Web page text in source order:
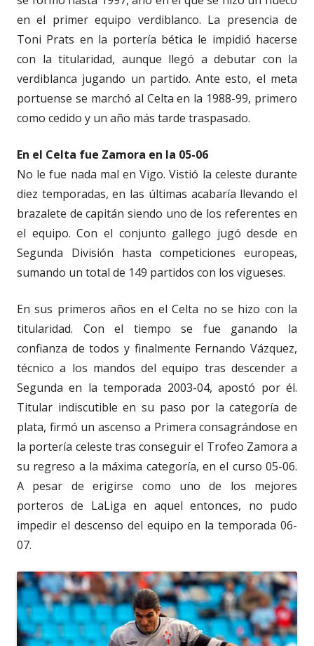
en el primer equipo verdiblanco. La presencia de
Toni Prats en la portería bética le impidió hacerse
con la titularidad, aunque llegó a debutar con la
verdiblanca jugando un partido. Ante esto, el meta
portuense se marchó al Celta en la 1988-99, primero
como cedido y un año más tarde traspasado.
En el Celta fue Zamora en la 05-06
No le fue nada mal en Vigo. Vistió la celeste durante
diez temporadas, en las últimas acabaría llevando el
brazalete de capitán siendo uno de los referentes en
el equipo. Con el conjunto gallego jugó desde en
Segunda División hasta competiciones europeas,
sumando un total de 149 partidos con los vigueses.
En sus primeros años en el Celta no se hizo con la
titularidad. Con el tiempo se fue ganando la
confianza de todos y finalmente Fernando Vázquez,
técnico a los mandos del equipo tras descender a
Segunda en la temporada 2003-04, apostó por él.
Titular indiscutible en su paso por la categoría de
plata, firmó un ascenso a Primera consagrándose en
la portería celeste tras conseguir el Trofeo Zamora a
su regreso a la máxima categoría, en el curso 05-06.
A pesar de erigirse como uno de los mejores
porteros de LaLiga en aquel entonces, no pudo
impedir el descenso del equipo en la temporada 06-
07.